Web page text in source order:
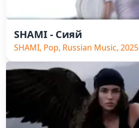
SHAMI - Сияй
SHAMI, Pop, Russian Music, 2025